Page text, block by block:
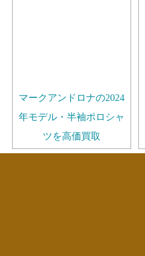
マークアンドロナの2024
年モデル・半袖ポロシャ
ツを高価買取